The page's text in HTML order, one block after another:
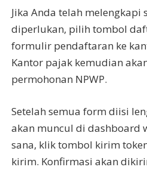
Jika Anda telah
diperlukan, pilih tombol
formulir pendaftaran ke
Kantor pajak kemudian
permohonan NPWP.
Setelah semua form diisi
akan muncul di dashboard
sana, klik tombol kirim token
kirim. Konfirmasi akan